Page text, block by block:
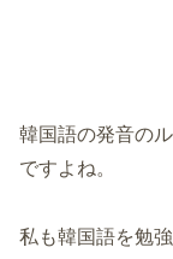
韓国語の発音の
ですよね。
私も韓国語を勉